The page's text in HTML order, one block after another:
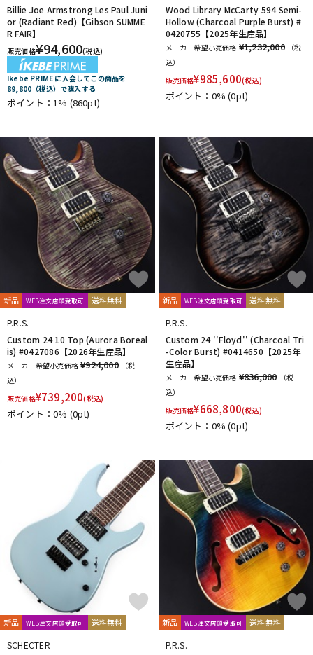
Billie Joe Armstrong Les Paul Juni
or (Radiant Red)【Gibson SUMME
R FAIR】
販売価格¥94,600(税込)
Ikebe PRIME に入会してこの商品を
89,800（税込）で購入する
ポイント：1% (860pt)
Wood Library McCarty 594 Semi-
Hollow (Charcoal Purple Burst) #
0420755【2025年生産品】
メーカー希望小売価格 ¥1,232,000
（税
込）
販売価格¥985,600(税込)
ポイント：0%(0pt)
新品 WEB注文店頭受取可 送料無料
P.R.S.
Custom 24 10 Top (Aurora Boreal
is) #0427086【2026年生産品】
メーカー希望小売価格 ¥924,000
（税
込）
販売価格¥739,200(税込)
ポイント：0% (0pt)
新品 WEB注文店頭受取可 送料無料
P.R.S.
Custom 24 ''Floyd'' (Charcoal Tri
-Color Burst) #0414650【2025年
生産品】
メーカー希望小売価格 ¥836,000
（税
込）
販売価格¥668,800(税込)
ポイント：0%(0pt)
新品 WEB注文店頭受取可 送料無料
SCHECTER
新品 WEB注文店頭受取可 送料無料
P.R.S.